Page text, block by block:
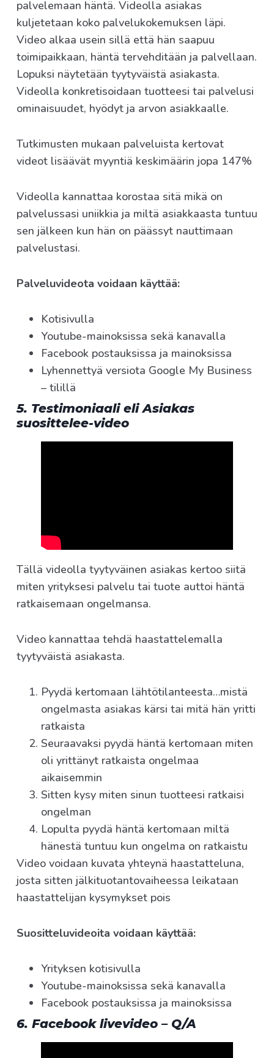
palvelemaan häntä. Videolla asiakas
kuljetetaan koko palvelukokemuksen läpi.
Video alkaa usein sillä että hän saapuu
toimipaikkaan, häntä tervehditään ja palvellaan.
Lopuksi näytetään tyytyväistä asiakasta.
Videolla konkretisoidaan tuotteesi tai palvelusi
ominaisuudet, hyödyt ja arvon asiakkaalle.
Tutkimusten mukaan palveluista kertovat
videot lisäävät myyntiä keskimäärin jopa 147%
Videolla kannattaa korostaa sitä mikä on
palvelussasi uniikkia ja miltä asiakkaasta tuntuu
sen jälkeen kun hän on päässyt nauttimaan
palvelustasi.
Palveluvideota voidaan käyttää:
Kotisivulla
Youtube-mainoksissa sekä kanavalla
Facebook postauksissa ja mainoksissa
Lyhennettyä versiota Google My Business
– tilillä
5. Testimoniaali eli Asiakas
suosittelee-video
Tällä videolla tyytyväinen asiakas kertoo siitä
miten yrityksesi palvelu tai tuote auttoi häntä
ratkaisemaan ongelmansa.
Video kannattaa tehdä haastattelemalla
tyytyväistä asiakasta.
Pyydä kertomaan lähtötilanteesta…mistä
ongelmasta asiakas kärsi tai mitä hän yritti
ratkaista
Seuraavaksi pyydä häntä kertomaan miten
oli yrittänyt ratkaista ongelmaa
aikaisemmin
Sitten kysy miten sinun tuotteesi ratkaisi
ongelman
Lopulta pyydä häntä kertomaan miltä
hänestä tuntuu kun ongelma on ratkaistu
Video voidaan kuvata yhteynä haastatteluna,
josta sitten jälkituotantovaiheessa leikataan
haastattelijan kysymykset pois
Suositteluvideoita voidaan käyttää:
Yrityksen kotisivulla
Youtube-mainoksissa sekä kanavalla
Facebook postauksissa ja mainoksissa
6. Facebook livevideo – Q/A